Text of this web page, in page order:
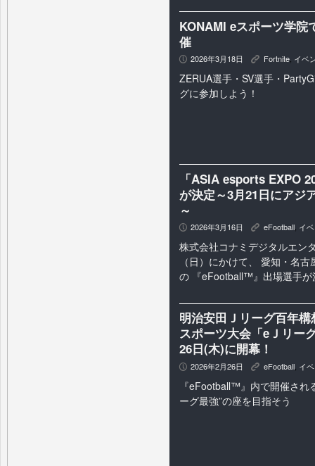
KONAMI eスポーツ学院
催
P 2026年3月18日 K Fortnite イベ
ZERUA選手・SV選手・
グに参加しよう！
「ASIA esports EXPO
が決定～3月21日にアジ
～
P 2026年3月16日 K eFootball イ
株式会社コナミデジタルエン
（日）にかけて、 愛知・名
の 『eFootball™』出場選手
明治安田Ｊリーグ百年
スポーツ大会「eＪリー
26日(木)に開幕！
P 2026年2月26日 K eFootball イ
『eFootball™』内で開催され
ーグ最強”の座を目指そう